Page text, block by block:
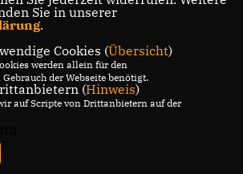
der
Sie in unserer
.
Cookies (Übersicht)
werden allein für den
der Webseite benötigt.
(Hinweis)
auf Scripte von Drittanbietern auf der